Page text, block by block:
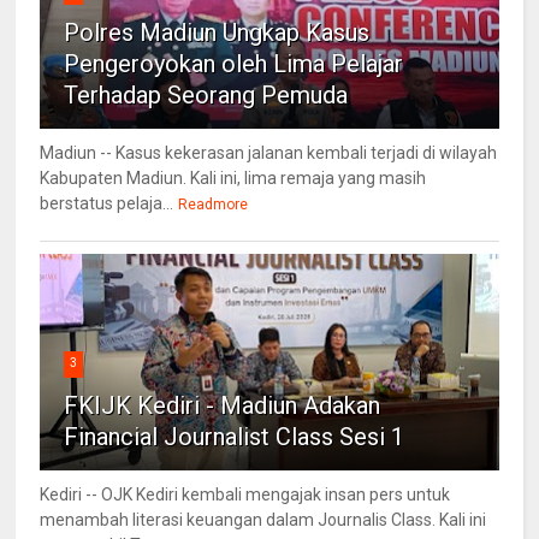
Polres Madiun Ungkap Kasus
Pengeroyokan oleh Lima Pelajar
Terhadap Seorang Pemuda
Madiun -- Kasus kekerasan jalanan kembali terjadi di wilayah
Kabupaten Madiun. Kali ini, lima remaja yang masih
berstatus pelaja...
Readmore
3
FKIJK Kediri - Madiun Adakan
Financial Journalist Class Sesi 1
Kediri -- OJK Kediri kembali mengajak insan pers untuk
menambah literasi keuangan dalam Journalis Class. Kali ini